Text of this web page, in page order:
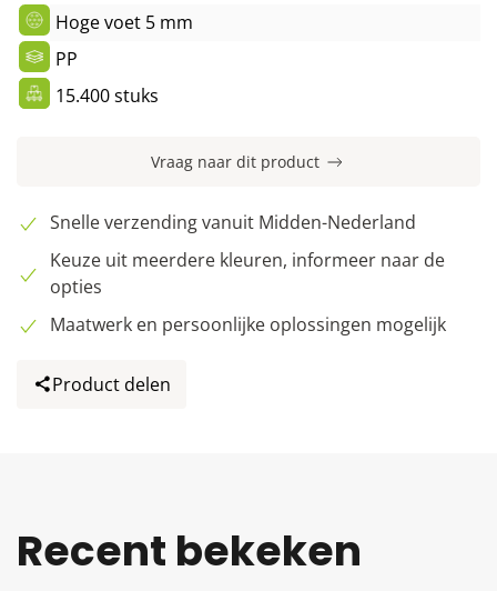
Hoge voet 5 mm
PP
15.400 stuks
Vraag naar dit product
Snelle verzending vanuit Midden-Nederland
Keuze uit meerdere kleuren, informeer naar de
opties
Maatwerk en persoonlijke oplossingen mogelijk
Product delen
Recent bekeken